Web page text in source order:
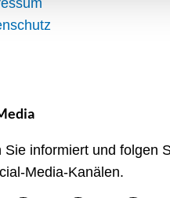
Sie informiert und folgen
Media-Kanälen.